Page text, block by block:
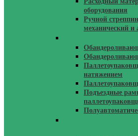
оборудования
Ручной
механический и
натяжением
Подъездные